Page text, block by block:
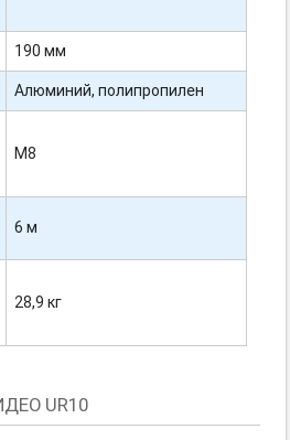
190 мм
Алюминий, полипропилен
М8
6 м
28,9 кг
UR10